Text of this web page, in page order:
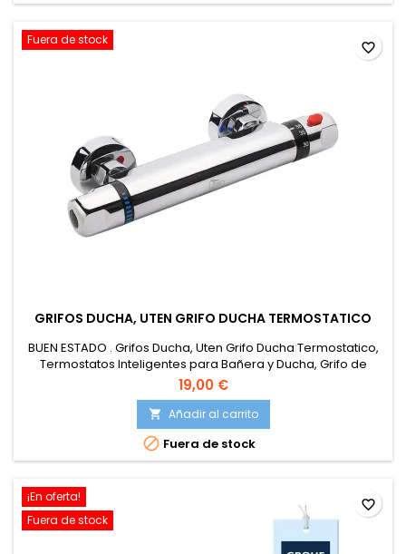
Fuera de stock
GRIFOS DUCHA, UTEN GRIFO DUCHA TERMOSTATICO
BUEN ESTADO . Grifos Ducha, Uten Grifo Ducha Termostatico,
Termostatos Inteligentes para Bañera y Ducha, Grifo de
Ducha de Latón Puro, Rango de Control de Temperatura (20-
50°C), Flujo de Agua Seguro y Cómodo
19,00 €
 Añadir al carrito
 Fuera de stock
favorite_border
¡En oferta!
Fuera de stock
favorite_border